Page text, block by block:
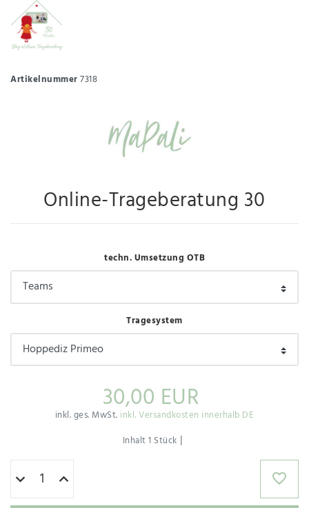
Artikelnummer7318
Online-Trageberatung 30
techn. Umsetzung OTB
Tragesystem
30,00 EUR
inkl. ges. MwSt. inkl. Versandkosten innerhalb DE
Inhalt1 Stück |